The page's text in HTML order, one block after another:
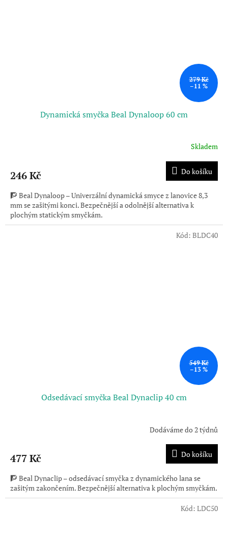
279 Kč
–11 %
Dynamická smyčka Beal Dynaloop 60 cm
Skladem
246 Kč Do košíku
🧗 Beal Dynaloop – Univerzální dynamická smyce z lanovice 8,3
mm se zašitými konci. Bezpečnější a odolnější alternativa k
plochým statickým smyčkám.
549 Kč
–13 %
Odsedávací smyčka Beal Dynaclip 40 cm
Dodáváme do 2 týdnů
477 Kč Do košíku
🧗 Beal Dynaclip – odsedávací smyčka z dynamického lana se
zašitým zakončením. Bezpečnější alternativa k plochým smyčkám.
Kód: BLDC40
Kód: LDC50